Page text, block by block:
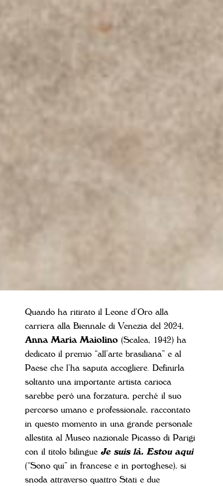
Quando ha ritirato il Leone d’Oro alla
carriera alla Biennale di Venezia del 2024,
Anna Maria Maiolino (Scalea, 1942) ha
dedicato il premio “all’arte brasiliana” e al
Paese che l’ha saputa accogliere. Definirla
soltanto una importante artista carioca
sarebbe però una forzatura, perché il suo
percorso umano e professionale, raccontato
in questo momento in una grande personale
allestita al Museo nazionale Picasso di Parigi
con il titolo bilingue Je suis là. Estou aqui
(“Sono qui” in francese e in portoghese), si
snoda attraverso quattro Stati e due